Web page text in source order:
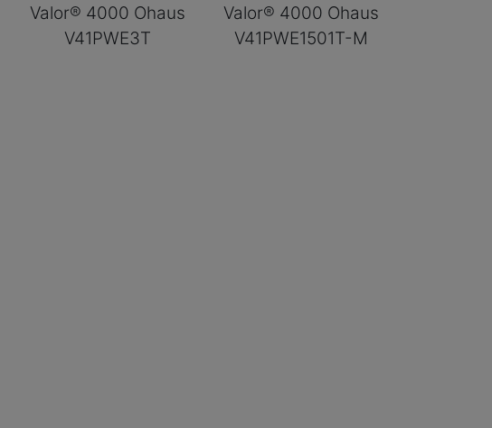
Valor® 4000 Ohaus
V41PWE3T
Valor® 4000 Ohaus
V41PWE1501T-M